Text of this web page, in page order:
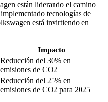
están liderando el camino
tecnologías de
está invirtiendo en
Impacto
Reducción del 30% en
emisiones de CO2
Reducción del 25% en
emisiones de CO2 para 2025